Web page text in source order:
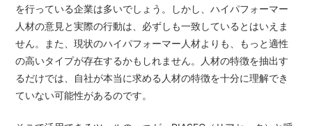
を行っている企業は多いでしょう。しかし、ハイパフォーマー
人材の意見と実際の行動は、必ずしも一致しているとはいえま
せん。また、現状のハイパフォーマー人材よりも、もっと適性
の高いタイプが存在するかもしれません。人材の特徴を抽出す
るだけでは、自社が本当に求める人材の特徴を十分に理解でき
ていない可能性があるのです。